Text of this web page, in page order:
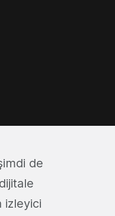
de
izleyici